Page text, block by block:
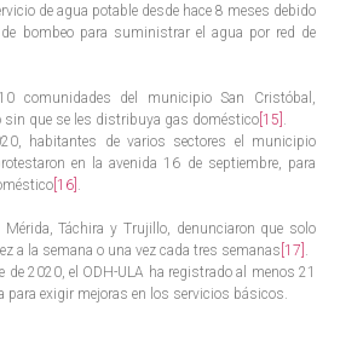
de agua potable desde hace 8 meses debido
bombeo para suministrar el agua por red de
comunidades del municipio San Cristóbal,
que se les distribuya gas doméstico [15] .
habitantes de varios sectores el municipio
en la avenida 16 de septiembre, para
[16] .
Táchira y Trujillo, denunciaron que solo
a la semana o una vez cada tres semanas [17] .
de 2020, el ODH-ULA ha registrado al menos 21
para exigir mejoras en los servicios básicos.